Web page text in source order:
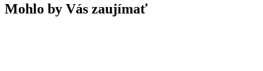
Mohlo by Vás zaujímať